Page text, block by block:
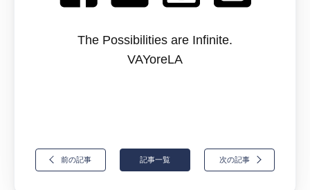
The Possibilities are Infinite.
VAYoreLA
前の記事 記事一覧 次の記事